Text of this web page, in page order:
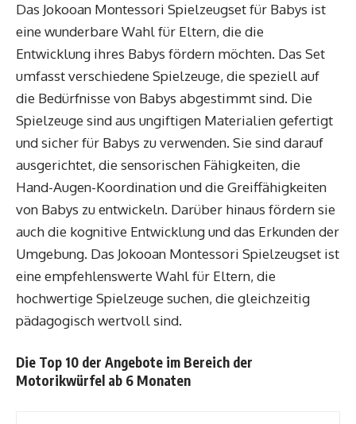
Das Jokooan Montessori Spielzeugset für Babys ist
eine wunderbare Wahl für Eltern, die die
Entwicklung ihres Babys fördern möchten. Das Set
umfasst verschiedene Spielzeuge, die speziell auf
die Bedürfnisse von Babys abgestimmt sind. Die
Spielzeuge sind aus ungiftigen Materialien gefertigt
und sicher für Babys zu verwenden. Sie sind darauf
ausgerichtet, die sensorischen Fähigkeiten, die
Hand-Augen-Koordination und die Greiffähigkeiten
von Babys zu entwickeln. Darüber hinaus fördern sie
auch die kognitive Entwicklung und das Erkunden der
Umgebung. Das Jokooan Montessori Spielzeugset ist
eine empfehlenswerte Wahl für Eltern, die
hochwertige Spielzeuge suchen, die gleichzeitig
pädagogisch wertvoll sind.
Die Top 10 der Angebote im Bereich der
Motorikwürfel ab 6 Monaten